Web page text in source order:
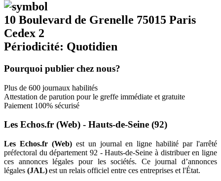
10 Boulevard de Grenelle 75015 Paris
Cedex 2
Périodicité: Quotidien
Pourquoi publier chez nous?
Plus de 600 journaux habilités
Attestation de parution pour le greffe immédiate et gratuite
Paiement 100% sécurisé
Les Echos.fr (Web) - Hauts-de-Seine (92)
Les Echos.fr (Web) est un journal en ligne habilité par l'arrêté
préfectoral du département 92 - Hauts-de-Seine à distribuer en ligne
ces annonces légales pour les sociétés. Ce journal d’annonces
légales (JAL)est un relais officiel entre ces entreprises et l'État.